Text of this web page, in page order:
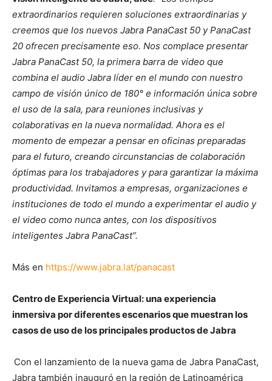
extraordinarios requieren soluciones extraordinarias y
creemos que los nuevos Jabra PanaCast 50 y PanaCast
20 ofrecen precisamente eso. Nos complace presentar
Jabra PanaCast 50, la primera barra de video que
combina el audio Jabra líder en el mundo con nuestro
campo de visión único de 180° e información única sobre
el uso de la sala, para reuniones inclusivas y
colaborativas en la nueva normalidad. Ahora es el
momento de empezar a pensar en oficinas preparadas
para el futuro, creando circunstancias de colaboración
óptimas para los trabajadores y para garantizar la máxima
productividad. Invitamos a empresas, organizaciones e
instituciones de todo el mundo a experimentar el audio y
el video como nunca antes, con los dispositivos
inteligentes Jabra PanaCast”.
Más en https://www.jabra.lat/panacast
Centro de Experiencia Virtual: una experiencia
inmersiva por diferentes escenarios que muestran los
casos de uso de los principales productos de Jabra
Con el lanzamiento de la nueva gama de Jabra PanaCast,
Jabra también inauguró en la región de Latinoamérica